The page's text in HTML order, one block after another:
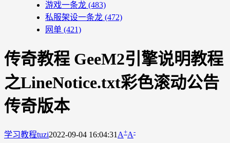
游戏一条龙 (483)
私服架设一条龙 (472)
网单 (421)
传奇教程 GeeM2引擎说明教程
之LineNotice.txt彩色滚动公告
传奇版本
学习教程tuzi2022-09-04 16:04:31 A+A-